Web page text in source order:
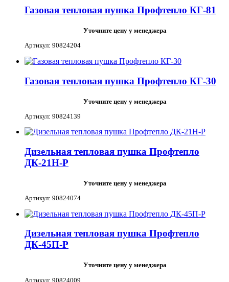
Газовая тепловая пушка Профтепло КГ-81
Уточните цену у менеджера
Артикул: 90824204
Газовая тепловая пушка Профтепло КГ-30
Уточните цену у менеджера
Артикул: 90824139
Дизельная тепловая пушка Профтепло
ДК-21Н-Р
Уточните цену у менеджера
Артикул: 90824074
Дизельная тепловая пушка Профтепло
ДК-45П-Р
Уточните цену у менеджера
Артикул: 90824009